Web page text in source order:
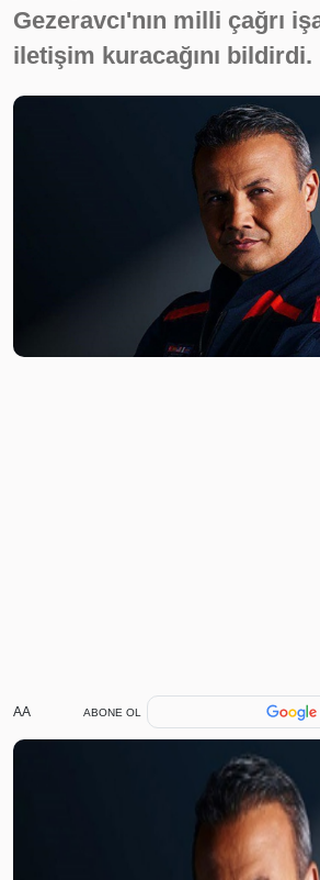
Gezeravcı'nın milli çağrı
iletişim kuracağını bildirdi.
AA ABONE OL